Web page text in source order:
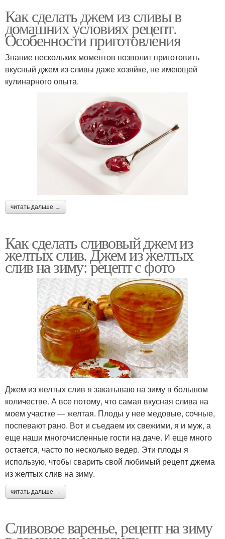
Как сделать джем из сливы в
домашних условиях рецепт.
Особенности приготовления
Знание нескольких моментов позволит приготовить
вкусный джем из сливы даже хозяйке, не имеющей
кулинарного опыта.
читать дальше →
Как сделать сливовый джем из
желтых слив. Джем из желтых
слив на зиму: рецепт с фото
Джем из желтых слив я закатываю на зиму в большом
количестве. А все потому, что самая вкусная слива на
моем участке — желтая. Плоды у нее медовые, сочные,
поспевают рано. Вот и съедаем их свежими, я и муж, а
еще наши многочисленные гости на даче. И еще много
остается, часто по несколько ведер. Эти плоды я
использую, чтобы сварить свой любимый рецепт джема
из желтых слив на зиму.
читать дальше →
Сливовое варенье, рецепт на зиму